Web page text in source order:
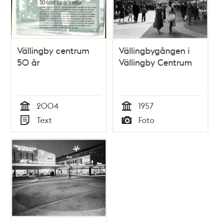
Vällingby centrum
50 år
Tid
2004
Typ
Text
Vällingbygången i
Vällingby Centrum
Tid
1957
Typ
Foto